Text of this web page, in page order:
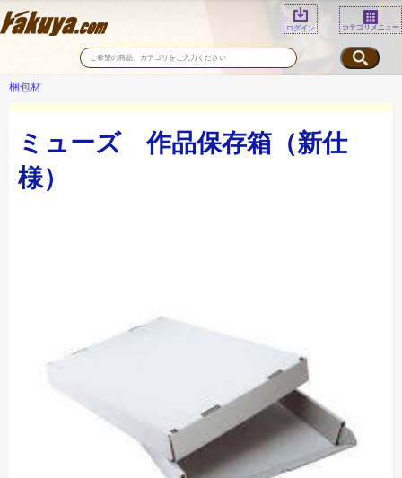
ログイン カテゴリメニュー
梱包材
ミューズ 作品保存箱（新仕
様）